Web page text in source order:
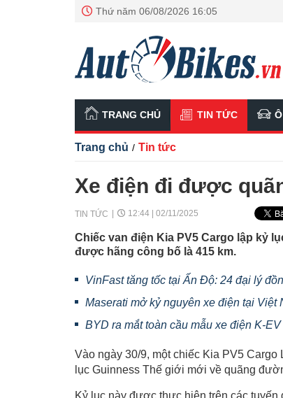
Thứ năm 06/08/2026 16:05
TRANG CHỦ TIN TỨC
Trang chủ / Tin tức
Xe điện đi được
TIN TỨC 12:44 | 02/11/2025
Chiếc van điện Kia PV5 Cargo lập kỷ
được hãng công bố là 415 km.
VinFast tăng tốc tại Ấn Độ: 24 đại lý
Maserati mở kỷ nguyên xe điện tại
BYD ra mắt toàn cầu mẫu xe điện K-
Vào ngày 30/9, một chiếc Kia PV5
lục Guinness Thế giới mới về quãng
Kỷ lục này được thực hiện trên các